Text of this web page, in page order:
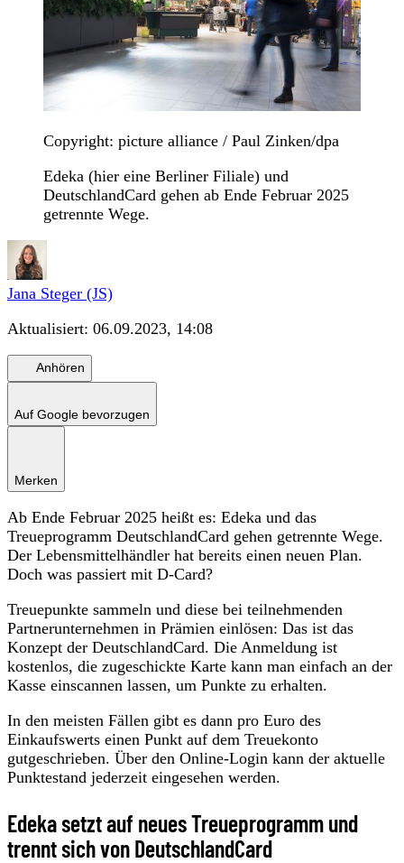
Copyright: picture alliance / Paul Zinken/dpa
Edeka (hier eine Berliner Filiale) und
DeutschlandCard gehen ab Ende Februar 2025
getrennte Wege.
Jana Steger (JS)
Aktualisiert: 06.09.2023, 14:08
Anhören
Auf Google bevorzugen
Merken
Ab Ende Februar 2025 heißt es: Edeka und das
Treueprogramm DeutschlandCard gehen getrennte Wege.
Der Lebensmittelhändler hat bereits einen neuen Plan.
Doch was passiert mit D-Card?
Treuepunkte sammeln und diese bei teilnehmenden
Partnerunternehmen in Prämien einlösen: Das ist das
Konzept der DeutschlandCard. Die Anmeldung ist
kostenlos, die zugeschickte Karte kann man einfach an der
Kasse einscannen lassen, um Punkte zu erhalten.
In den meisten Fällen gibt es dann pro Euro des
Einkaufswerts einen Punkt auf dem Treuekonto
gutgeschrieben. Über den Online-Login kann der aktuelle
Punktestand jederzeit eingesehen werden.
Edeka setzt auf neues Treueprogramm und
trennt sich von DeutschlandCard